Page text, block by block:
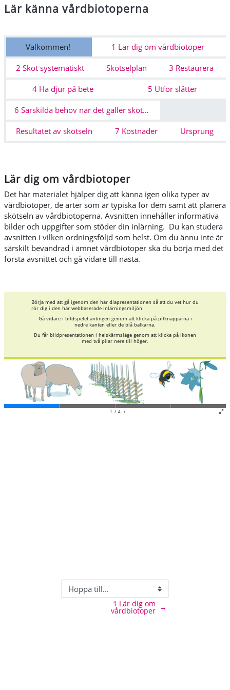
Lär känna vårdbiotoperna
Välkommen! 1 Lär dig om vårdbiotoper
2 Sköt systematiskt Skötselplan 3 Restaurera
4 Ha djur på bete 5 Utför slåtter
6 Särskilda behov när det gäller skötseln av vårdbiotoper
Resultatet av skötseln 7 Kostnader Ursprung
Lär dig om vårdbiotoper
Det här materialet hjälper dig att känna igen olika typer av
vårdbiotoper, de arter som är typiska för dem samt att planera
skötseln av vårdbiotoperna. Avsnitten innehåller informativa
bilder och uppgifter som stöder din inlärning. Du kan studera
avsnitten i vilken ordningsföljd som helst. Om du ännu inte är
särskilt bevandrad i ämnet vårdbiotoper ska du börja med det
första avsnittet och gå vidare till nästa.
→
1 Lär dig om
vårdbiotoper